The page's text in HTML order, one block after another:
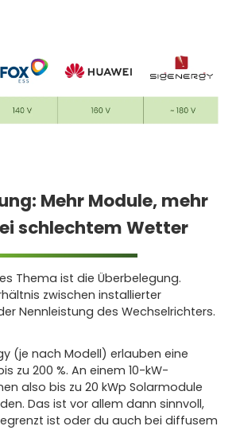
Mehr Module, mehr
schlechtem Wetter
Thema ist die Überbelegung.
zwischen installierter
Nennleistung des Wechselrichters.
(je nach Modell) erlauben eine
zu 200 %. An einem 10-kW-
also bis zu 20 kWp Solarmodule
Das ist vor allem dann sinnvoll,
ist oder du auch bei diffusem